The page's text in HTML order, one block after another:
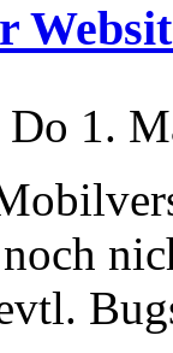
Do 1.